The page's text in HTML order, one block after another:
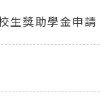
生獎助學金申請